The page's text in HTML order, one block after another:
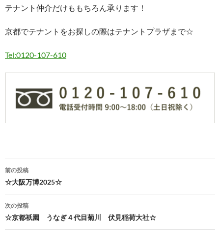
テナント仲介だけももちろん承ります！
京都でテナントをお探しの際はテナントプラザまで☆
Tel:0120-107-610
投
稿
ナ
前の投稿
☆大阪万博2025☆
次の投稿
☆京都祇園 うなぎ４代目菊川 伏見稲荷大社☆